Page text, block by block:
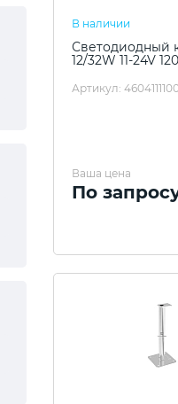
В наличии
Светодиодный
12/32W 11-24V
Артикул:
Ваша цена
По